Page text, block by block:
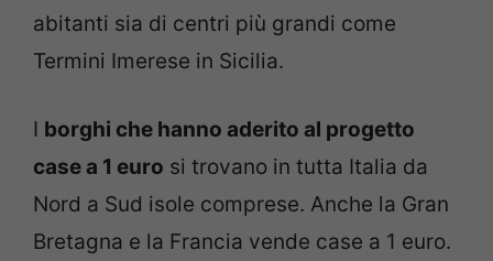
abitanti sia di centri più grandi come
Termini Imerese in Sicilia.
I borghi che hanno aderito al progetto
case a 1 euro si trovano in tutta Italia da
Nord a Sud isole comprese. Anche la Gran
Bretagna e la Francia vende case a 1 euro.